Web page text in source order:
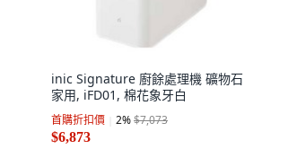
inic Signature 廚餘處理機 礦物石
家用, iFD01, 棉花象牙白
首購折扣價 2%$7,073
$6,873